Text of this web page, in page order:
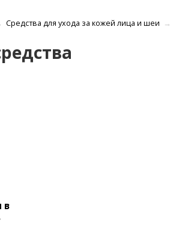
Средства для ухода за кожей лица и шеи →
в